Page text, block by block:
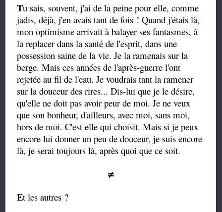
Tu sais, souvent, j'ai de la peine pour elle, comme
jadis, déjà, j'en avais tant de fois ! Quand j'étais là,
mon optimisme arrivait à balayer ses fantasmes, à
la replacer dans la santé de l'esprit, dans une
possession saine de la vie. Je la ramenais sur la
berge. Mais ces années de l'après-guerre l'ont
rejetée au fil de l'eau. Je voudrais tant la ramener
sur la douceur des rires... Dis-lui que je le désire,
qu'elle ne doit pas avoir peur de moi. Je ne veux
que son bonheur, d'ailleurs, avec moi, sans moi,
hors de moi. C'est elle qui choisit. Mais si je peux
encore lui donner un peu de douceur, je suis encore
là, je serai toujours là, après quoi que ce soit.
≠
Et les autres ?